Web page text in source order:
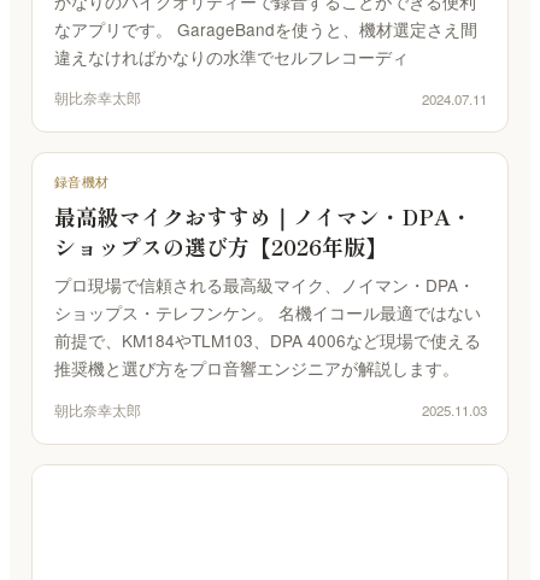
なアプリです。 GarageBandを使うと、機材選定さえ間
違えなければかなりの水準でセルフレコーディ
朝比奈幸太郎 2024.07.11
録音機材
最高級マイクおすすめ｜ノイマン・DPA・
ショップスの選び方【2026年版】
プロ現場で信頼される最高級マイク、ノイマン・DPA・
ショップス・テレフンケン。 名機イコール最適ではない
前提で、KM184やTLM103、DPA 4006など現場で使える
推奨機と選び方をプロ音響エンジニアが解説します。
朝比奈幸太郎 2025.11.03